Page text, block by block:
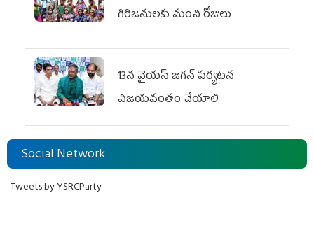
గిరిజనులకు మంచి రోజులు
13న వైయస్‌ జగన్‌ పర్యటన
విజయవంతం చేయాలి
Social Network
Tweets by YSRCParty